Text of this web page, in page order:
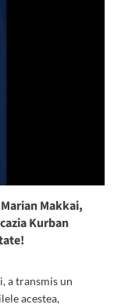
Makkai,
Kurban
a transmis un
acestea,